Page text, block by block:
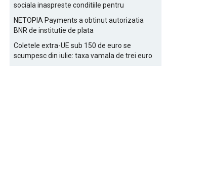
sociala inaspreste conditiile pentru
NETOPIA Payments a obtinut autorizatia
BNR de institutie de plata
Coletele extra-UE sub 150 de euro se
scumpesc din iulie: taxa vamala de trei euro
pe articol, adaugata la taxa logistica